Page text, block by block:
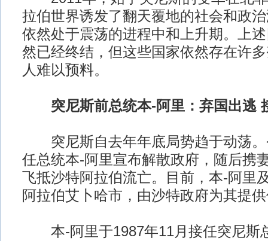
拉伯世界诱发了翻天覆地的社会和政
依然处于震荡的进程中和上升期。上
然已经终结，但这些国家依然存在许
人难以预料。
突尼斯前总统本-阿里：弃国出逃
突尼斯自去年年底局势趋于动荡。
任总统本-阿里宣布解散政府，随后携
飞抵沙特阿拉伯流亡。目前，本-阿里
阿拉伯艾卜哈市，由沙特政府为其提
本-阿里于1987年11月接任突尼斯